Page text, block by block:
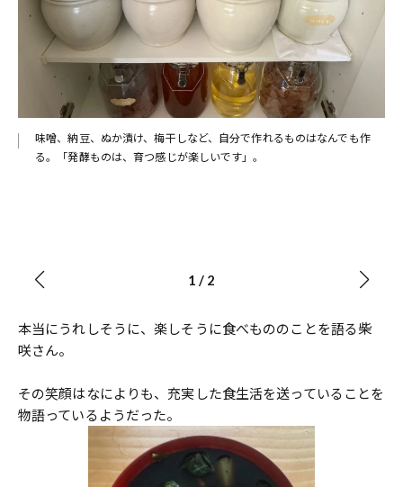
味噌、納豆、ぬか漬け、梅干しなど、自分で作れるものはなんでも作
る。「発酵ものは、育つ感じが楽しいです」。
1 / 2
本当にうれしそうに、楽しそうに食べもののことを語る柴
咲さん。
その笑顔はなによりも、充実した食生活を送っていることを
物語っているようだった。